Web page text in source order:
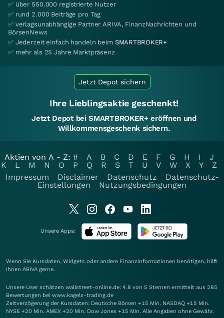
✅ über 550.000 registrierte Nutzer
✅ rund 2.000 Beiträge pro Tag
✅ verlagsunabhängige Partner ARIVA, FinanzNachrichten und
BörsenNews
✅ Jederzeit einfach handeln beim SMARTBROKER+
✅ mehr als 25 Jahre Marktpräsenz
Jetzt Depot sichern
Ihre Lieblingsaktie geschenkt!
Jetzt Depot bei SMARTBROKER+ eröffnen und
Willkommensgeschenk sichern.
Aktien von A - Z: # A B C D E F G H I
J
K
L M N O P Q R S T U V W X Y
Z
Impressum
Disclaimer Datenschutz
Datenschutz-
Einstellungen
Nutzungsbedingungen
Unsere Apps:
Wenn Sie Kursdaten, Widgets oder andere Finanzinformationen benötigen, hilft
Ihnen ARIVA gerne.
Unsere User schätzen wallstreet-online.de: 4.8 von 5 Sternen ermittelt aus 285
Bewertungen bei www.kagels-trading.de
Zeitverzögerung der Kursdaten: Deutsche Börsen +15 Min. NASDAQ +15 Min.
NYSE +20 Min. AMEX +20 Min. Dow Jones +15 Min. Alle Angaben ohne Gewähr.